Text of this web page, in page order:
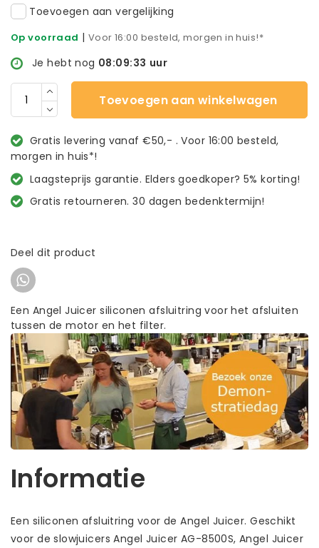
Toevoegen aan vergelijking
Op voorraad | Voor 16:00 besteld, morgen in huis!*
Je hebt nog 08:09:33 uur
Toevoegen aan winkelwagen
Gratis levering vanaf €50,- . Voor 16:00 besteld,
morgen in huis*!
Laagsteprijs garantie. Elders goedkoper? 5% korting!
Gratis retourneren. 30 dagen bedenktermijn!
Deel dit product
Een Angel Juicer siliconen afsluitring voor het afsluiten
tussen de motor en het filter.
Informatie
Een siliconen afsluitring voor de Angel Juicer. Geschikt
voor de slowjuicers Angel Juicer AG-8500S, Angel Juicer